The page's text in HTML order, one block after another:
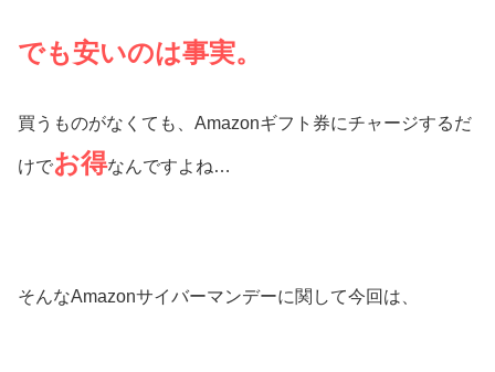
でも安いのは事実。
買うものがなくても、Amazonギフト券にチャージするだ
けでお得なんですよね…
そんなAmazonサイバーマンデーに関して今回は、